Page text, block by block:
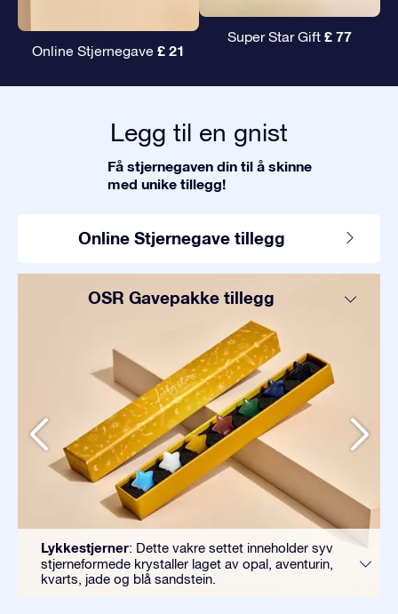
Online Stjernegave £ 21
Super Star Gift £ 77
Legg til en gnist
Få stjernegaven din til å skinne
med unike tillegg!
Online Stjernegave tillegg
OSR Gavepakke tillegg
Lykkestjerner: Dette vakre settet inneholder syv
stjerneformede krystaller laget av opal, aventurin,
kvarts, jade og blå sandstein.